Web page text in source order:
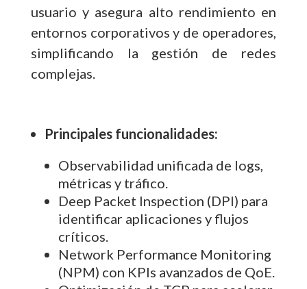
usuario y asegura alto rendimiento en
entornos corporativos y de operadores,
simplificando la gestión de redes
complejas.
Principales funcionalidades:
Observabilidad unificada de logs,
métricas y tráfico.
Deep Packet Inspection (DPI) para
identificar aplicaciones y flujos
críticos.
Network Performance Monitoring
(NPM) con KPIs avanzados de QoE.